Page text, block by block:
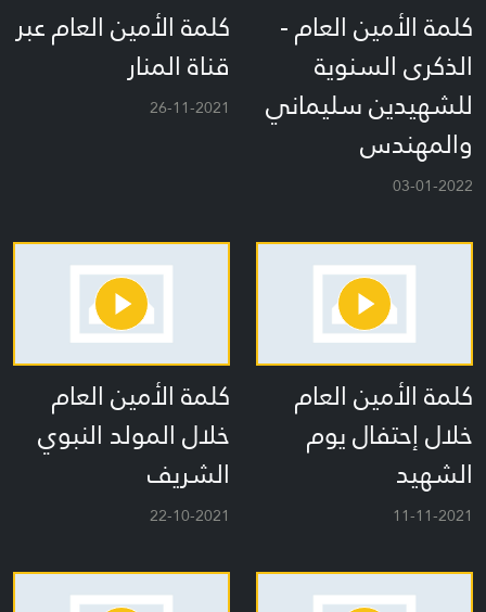
كلمة الأمين العام -
الذكرى السنوية
للشهيدين سليماني
والمهندس
03-01-2022
كلمة الأمين العام عبر
قناة المنار
26-11-2021
كلمة الأمين العام
خلال إحتفال يوم
الشهيد
11-11-2021
كلمة الأمين العام
خلال المولد النبوي
الشريف
22-10-2021